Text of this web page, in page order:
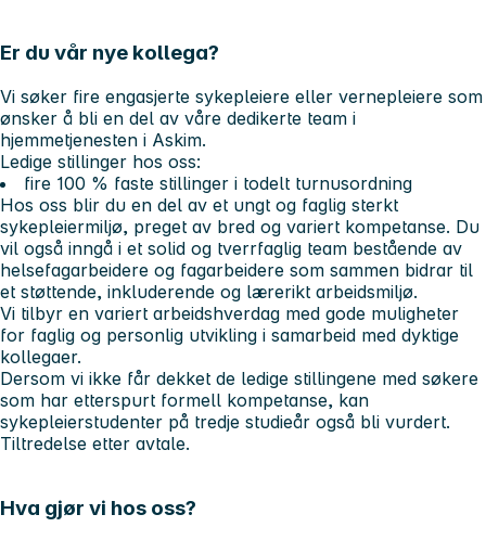
Er du vår nye kollega?
Vi søker fire engasjerte sykepleiere eller vernepleiere som
ønsker å bli en del av våre dedikerte team i
hjemmetjenesten i Askim.
Ledige stillinger hos oss:
fire 100 % faste stillinger i todelt turnusordning
Hos oss blir du en del av et ungt og faglig sterkt
sykepleiermiljø, preget av bred og variert kompetanse. Du
vil også inngå i et solid og tverrfaglig team bestående av
helsefagarbeidere og fagarbeidere som sammen bidrar til
et støttende, inkluderende og lærerikt arbeidsmiljø.
Vi tilbyr en variert arbeidshverdag med gode muligheter
for faglig og personlig utvikling i samarbeid med dyktige
kollegaer.
Dersom vi ikke får dekket de ledige stillingene med søkere
som har etterspurt formell kompetanse, kan
sykepleierstudenter på tredje studieår også bli vurdert.
Tiltredelse etter avtale.
Hva gjør vi hos oss?